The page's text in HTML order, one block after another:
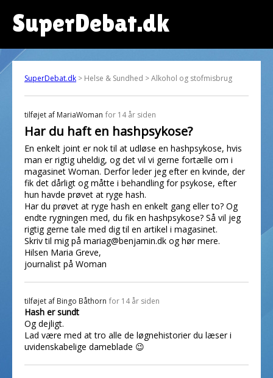
SuperDebat.dk
SuperDebat.dk > Helse & Sundhed > Alkohol og stofmisbrug
tilføjet af MariaWoman for 14 år siden
Har du haft en hashpsykose?
En enkelt joint er nok til at udløse en hashpsykose, hvis
man er rigtig uheldig, og det vil vi gerne fortælle om i
magasinet Woman. Derfor leder jeg efter en kvinde, der
fik det dårligt og måtte i behandling for psykose, efter
hun havde prøvet at ryge hash.
Har du prøvet at ryge hash en enkelt gang eller to? Og
endte rygningen med, du fik en hashpsykose? Så vil jeg
rigtig gerne tale med dig til en artikel i magasinet.
Skriv til mig på mariag@benjamin.dk og hør mere.
Hilsen Maria Greve,
journalist på Woman
tilføjet af Bingo Båthorn for 14 år siden
Hash er sundt
Og dejligt.
Lad være med at tro alle de løgnehistorier du læser i
uvidenskabelige dameblade 😉